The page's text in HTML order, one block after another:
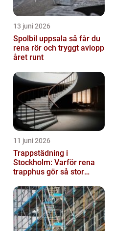
13 juni 2026
Spolbil uppsala så får du
rena rör och tryggt avlopp
året runt
11 juni 2026
Trappstädning i
Stockholm: Varför rena
trapphus gör så stor